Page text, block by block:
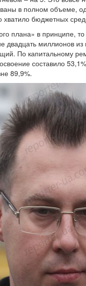
в полном объеме,
бюджетных
плана» в принципе,
двадцать миллионов
По капитальному
составило
89,9%.